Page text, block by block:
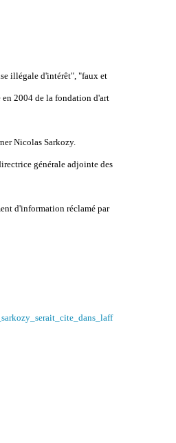
illégale d'intérêt", "faux et
2004 de la fondation d'art
Nicolas Sarkozy.
générale adjointe des
d'information réclamé par